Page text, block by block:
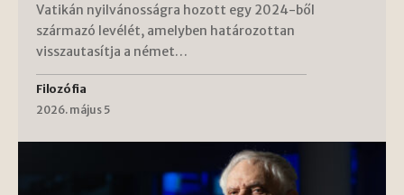
Vatikán nyilvánosságra hozott egy 2024-ből
származó levélét, amelyben határozottan
visszautasítja a német…
Filozófia
2026. május 5